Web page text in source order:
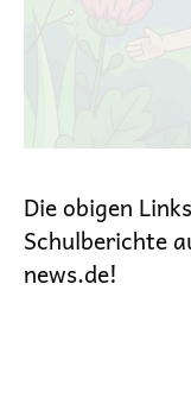
Die obigen
Schulberichte
news.de!